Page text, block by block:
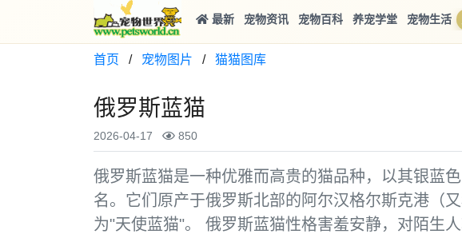
最新 宠物资讯 宠物百科 养宠学堂 宠物生活
首页 / 宠物图片 / 猫猫图库
俄罗斯蓝猫
2026-04-17 850
俄罗斯蓝猫是一种优雅而高贵的猫品种，以其银蓝
名。它们原产于俄罗斯北部的阿尔汉格尔斯克港（
为"天使蓝猫"。 俄罗斯蓝猫性格害羞安静，对陌生